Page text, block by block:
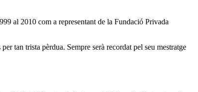
al 2010 com a representant de la Fundació Privada
tan trista pèrdua. Sempre serà recordat pel seu mestratge